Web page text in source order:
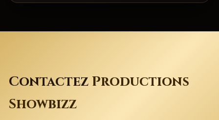
Contactez Productions
Showbizz